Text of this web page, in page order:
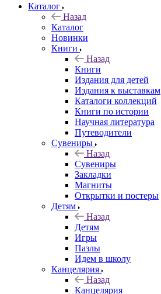
Каталог
Назад
Каталог
Новинки
Книги
Назад
Книги
Издания для детей
Издания к выставкам
Каталоги коллекций
Книги по истории
Научная литература
Путеводители
Сувениры
Назад
Сувениры
Закладки
Магниты
Открытки и постеры
Детям
Назад
Детям
Игры
Пазлы
Идем в школу
Канцелярия
Назад
Канцелярия